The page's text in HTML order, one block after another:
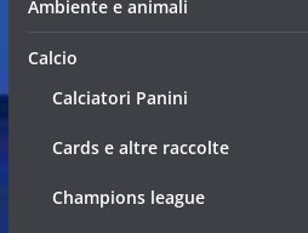
Ambiente e animali
Calcio
Calciatori Panini
Cards e altre raccolte
Champions league